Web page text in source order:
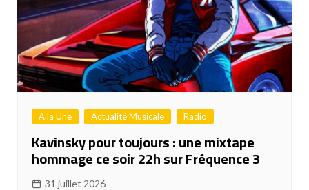
A la Une Actualité Musicale Radio
Kavinsky pour toujours : une mixtape
hommage ce soir 22h sur Fréquence 3
31 juillet 2026